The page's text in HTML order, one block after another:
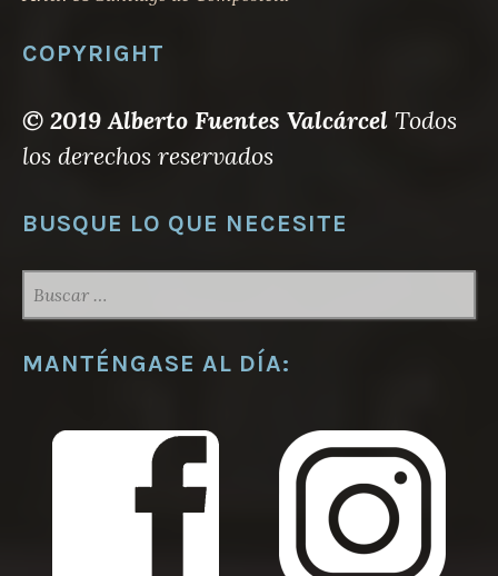
COPYRIGHT
© 2019 Alberto Fuentes Valcárcel Todos
los derechos reservados
BUSQUE LO QUE NECESITE
MANTÉNGASE AL DÍA: